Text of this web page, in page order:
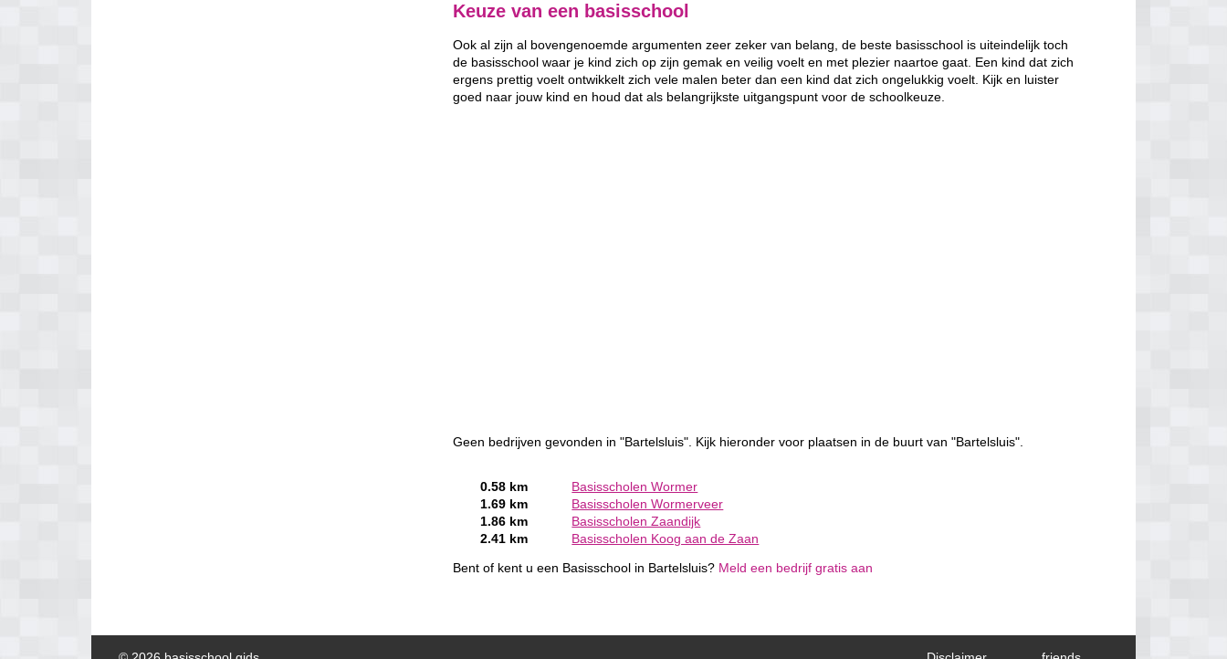
Keuze van een basisschool
Ook al zijn al bovengenoemde argumenten zeer zeker van belang, de beste basisschool is uiteindelijk toch
de basisschool waar je kind zich op zijn gemak en veilig voelt en met plezier naartoe gaat. Een kind dat zich
ergens prettig voelt ontwikkelt zich vele malen beter dan een kind dat zich ongelukkig voelt. Kijk en luister
goed naar jouw kind en houd dat als belangrijkste uitgangspunt voor de schoolkeuze.
Geen bedrijven gevonden in "Bartelsluis". Kijk hieronder voor plaatsen in de buurt van "Bartelsluis".
0.58 km
Basisscholen Wormer
1.69 km
Basisscholen Wormerveer
1.86 km
Basisscholen Zaandijk
2.41 km
Basisscholen Koog aan de Zaan
Bent of kent u een Basisschool in Bartelsluis? Meld een bedrijf gratis aan